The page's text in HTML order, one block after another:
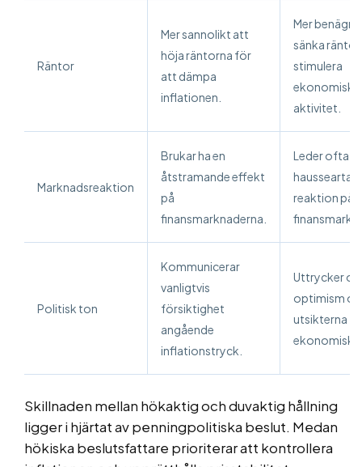
Räntor
Mer sannolikt att
höja räntorna för
att dämpa
inflationen.
Mer
sänka
stimulera
ekonomisk
aktivitet.
Marknadsreaktion
Brukar ha en
åtstramande effekt
på
finansmarknaderna.
Leder ofta
hausseartad
reaktion på
Politisk ton
Kommunicerar
vanligtvis
försiktighet
angående
inflationstryck.
Uttrycker
optimism
utsikterna
ekonomisk
Skillnaden mellan hökaktig och duvaktig hållning
ligger i hjärtat av penningpolitiska beslut. Medan
hökiska beslutsfattare prioriterar att kontrollera